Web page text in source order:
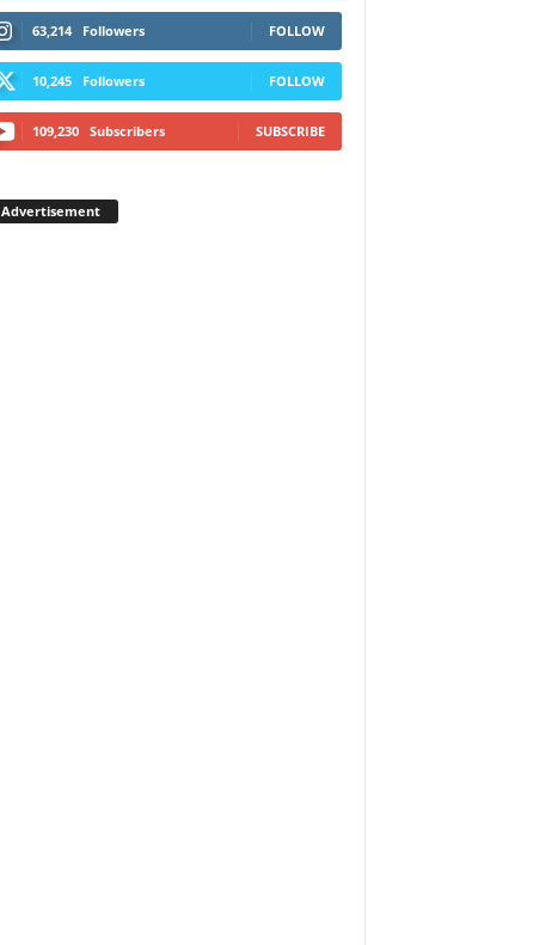
63,214 Followers FOLLOW
10,245 Followers FOLLOW
109,230 Subscribers SUBSCRIBE
Advertisement